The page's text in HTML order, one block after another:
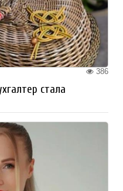
386
стала